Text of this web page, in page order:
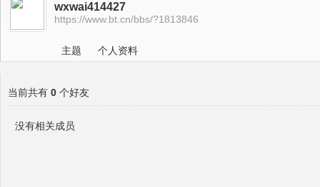
宝›
wxwai414427
https://www.bt.cn/bbs/?1813846
主题 个人资料
当前共有 0 个好友
没有相关成员